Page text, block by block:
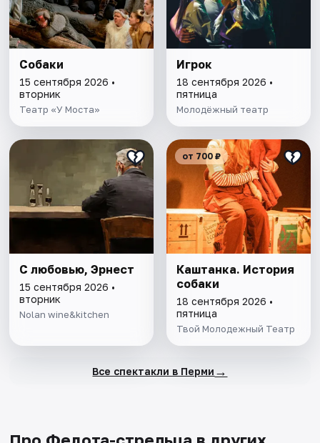
Собаки
15 сентября 2026 •
вторник
Театр «У Моста»
Игрок
18 сентября 2026 •
пятница
Молодёжный театр
С любовью, Эрнест
15 сентября 2026 •
вторник
Nolan wine&kitchen
от 700 ₽
Каштанка. История
собаки
18 сентября 2026 •
пятница
Твой Молодежный Театр
Все спектакли в Перми →